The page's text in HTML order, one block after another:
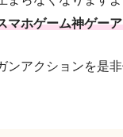
マホゲーム神ゲー
ンアクションを是